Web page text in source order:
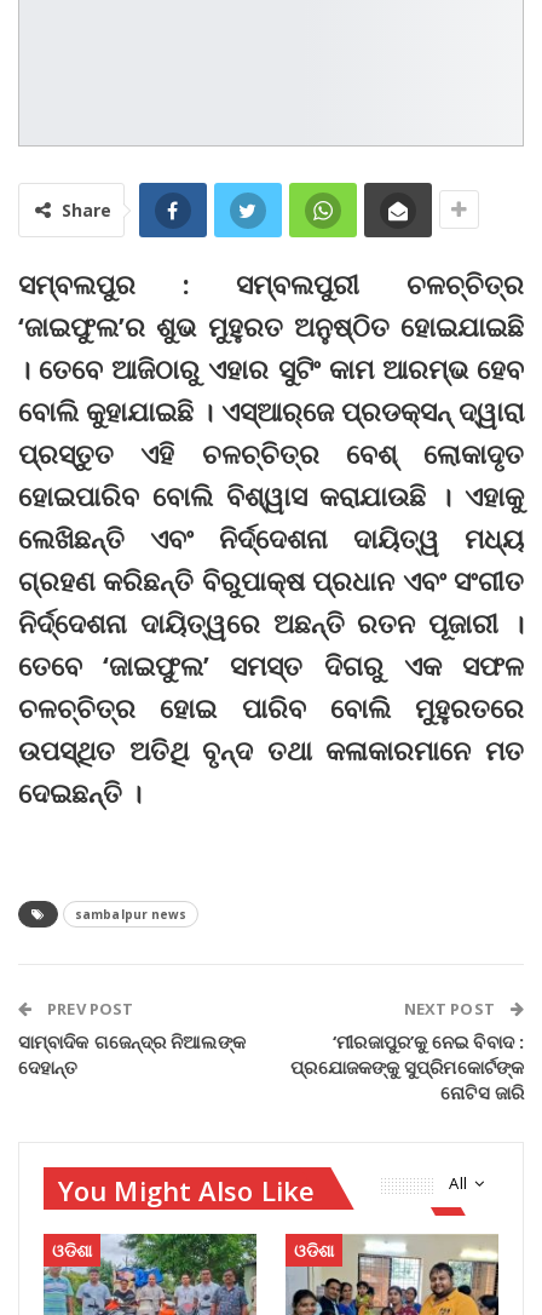
Share
ସମ୍ବଲପୁର : ସମ୍ବଲପୁରୀ ଚଳଚ୍ଚିତ୍ର
‘ଜାଇଫୁଲ’ର ଶୁଭ ମୁହୁରତ ଅନୁଷ୍ଠିତ ହୋଇଯାଇଛି
। ତେବେ ଆଜିଠାରୁ ଏହାର ସୁଟିଂ କାମ ଆରମ୍ଭ ହେବ
ବୋଲି କୁହାଯାଇଛି । ଏସ୍‌ଆର୍‌ଜେ ପ୍ରଡକ୍ସନ୍‌ ଦ୍ୱାରା
ପ୍ରସ୍ତୁତ ଏହି ଚଳଚ୍ଚିତ୍ର ବେଶ୍‌ ଲୋକାଦୃତ
ହୋଇପାରିବ ବୋଲି ବିଶ୍ୱାସ କରାଯାଉଛି । ଏହାକୁ
ଲେଖିଛନ୍ତି ଏବଂ ନିର୍ଦ୍ଦେଶନା ଦାୟିତ୍ୱ ମଧ୍ୟ
ଗ୍ରହଣ କରିଛନ୍ତି ବିରୁପାକ୍ଷ ପ୍ରଧାନ ଏବଂ ସଂଗୀତ
ନିର୍ଦ୍ଦେଶନା ଦାୟିତ୍ୱରେ ଅଛନ୍ତି ରତନ ପୂଜାରୀ ।
ତେବେ ‘ଜାଇଫୁଲ’ ସମସ୍ତ ଦିଗରୁ ଏକ ସଫଳ
ଚଳଚ୍ଚିତ୍ର ହୋଇ ପାରିବ ବୋଲି ମୁହୁରତରେ
ଉପସ୍ଥିତ ଅତିଥି ବୃନ୍ଦ ତଥା କଳାକାରମାନେ ମତ
ଦେଇଛନ୍ତି ।
sambalpur news
PREV POST
ସାମ୍ବାଦିକ ଗଜେନ୍ଦ୍ର ନିଆଲ‌ଙ୍କ
ଦେହା‌ନ୍ତ
NEXT POST
‘ମୀରଜାପୁର’କୁ ନେଇ ବିବାଦ :
ପ୍ରଯୋଜକଙ୍କୁ ସୁପ୍ରିମକୋର୍ଟଙ୍କ
ନୋଟିସ ଜାରି
All
You Might Also Like
ଓଡିଶା ଓଡିଶା